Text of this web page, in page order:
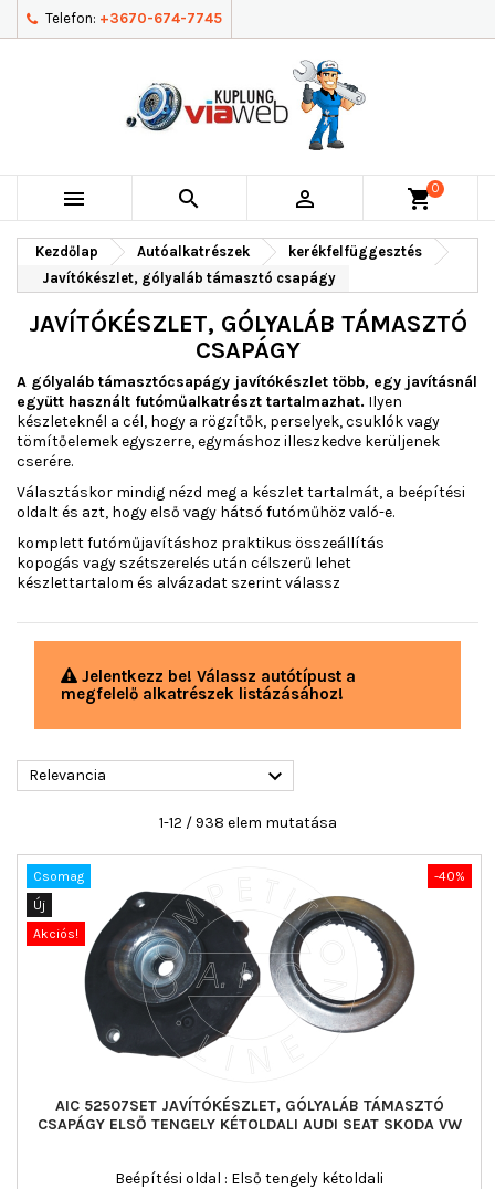
Telefon: +3670-674-7745
   shopping_cart0
Kezdőlap Autóalkatrészek
kerékfelfüggesztés
Javítókészlet, gólyaláb támasztó csapágy
JAVÍTÓKÉSZLET, GÓLYALÁB TÁMASZTÓ
CSAPÁGY
A gólyaláb támasztócsapágy javítókészlet több, egy javításnál
együtt használt futóműalkatrészt tartalmazhat. Ilyen
készleteknél a cél, hogy a rögzítők, perselyek, csuklók vagy
tömítőelemek egyszerre, egymáshoz illeszkedve kerüljenek
cserére.
Választáskor mindig nézd meg a készlet tartalmát, a beépítési
oldalt és azt, hogy első vagy hátsó futóműhöz való-e.
komplett futóműjavításhoz praktikus összeállítás
kopogás vagy szétszerelés után célszerű lehet
készlettartalom és alvázadat szerint válassz
Jelentkezz be! Válassz autótípust a
megfelelő alkatrészek listázásához!
Relevancia 
1-12 / 938 elem mutatása
-40%
Csomag
Új
Akciós!
AIC 52507SET JAVÍTÓKÉSZLET, GÓLYALÁB TÁMASZTÓ
CSAPÁGY ELSŐ TENGELY KÉTOLDALI AUDI SEAT SKODA VW
Beépítési oldal : Első tengely kétoldali